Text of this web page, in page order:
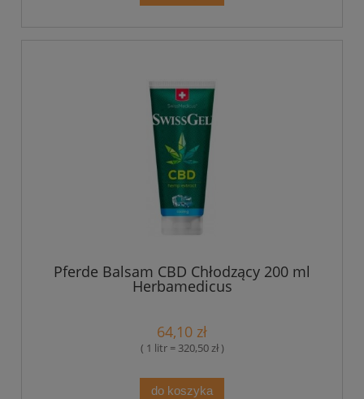
Pferde Balsam CBD Chłodzący 200 ml
Herbamedicus
64,10 zł
( 1 litr = 320,50 zł )
do koszyka